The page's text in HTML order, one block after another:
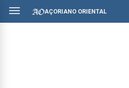
AÇORIANO ORIENTAL